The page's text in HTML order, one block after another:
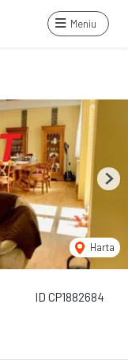
Meniu
ID CP1882684
Harta
Next